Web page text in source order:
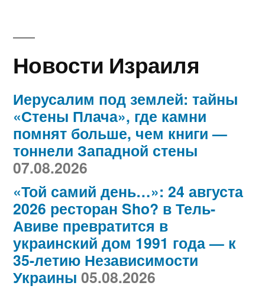
Новости Израиля
Иерусалим под землей: тайны
«Стены Плача», где камни
помнят больше, чем книги —
тоннели Западной стены
07.08.2026
«Той самий день…»: 24 августа
2026 ресторан Sho? в Тель-
Авиве превратится в
украинский дом 1991 года — к
35-летию Независимости
Украины 05.08.2026